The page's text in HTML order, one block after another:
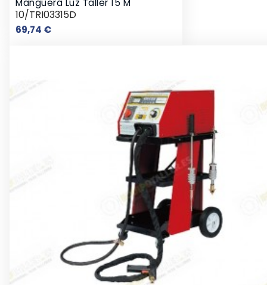
Manguera Luz Taller 15 M
10/TRI03315D
69,74 €Precio